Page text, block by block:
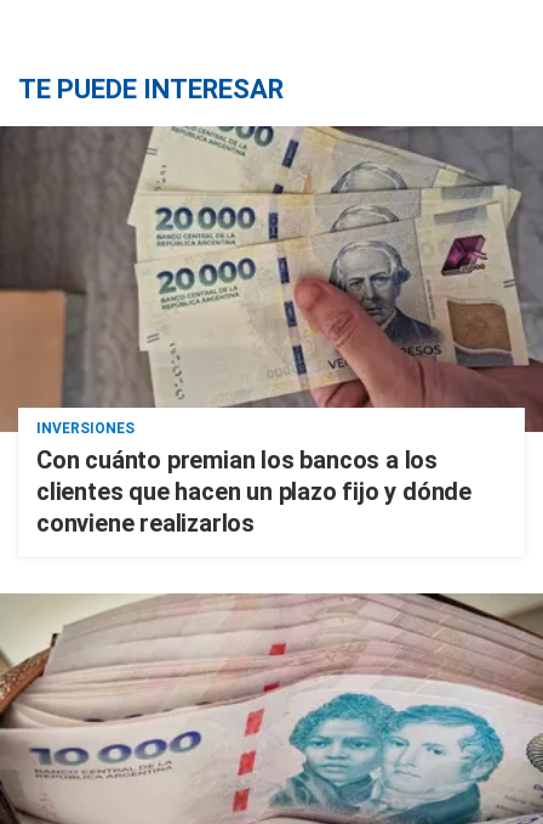
TE PUEDE INTERESAR
INVERSIONES
Con cuánto premian los bancos a los
clientes que hacen un plazo fijo y dónde
conviene realizarlos